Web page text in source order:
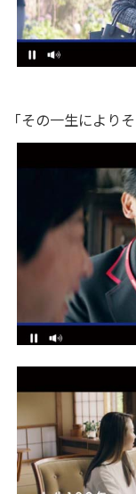
かんぽプラチ
ご契約のし
保険用語集
お問い合わせ
ご契約手続き
保険料のお払
保険用語集
すこやか健
ラジオ体操
ラジオ体操ポ
かんぽブランド
かんぽ生命
お客さまの
かんぽジャン
「その一生により